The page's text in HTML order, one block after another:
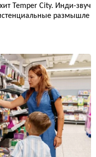
Temper City. Инди-звуч
размышле